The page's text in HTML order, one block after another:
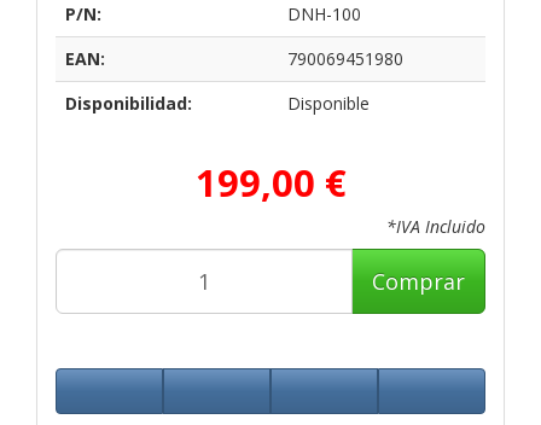
P/N:
DNH-100
EAN:
790069451980
Disponibilidad:
Disponible
199,00 €
*IVA Incluido
Comprar